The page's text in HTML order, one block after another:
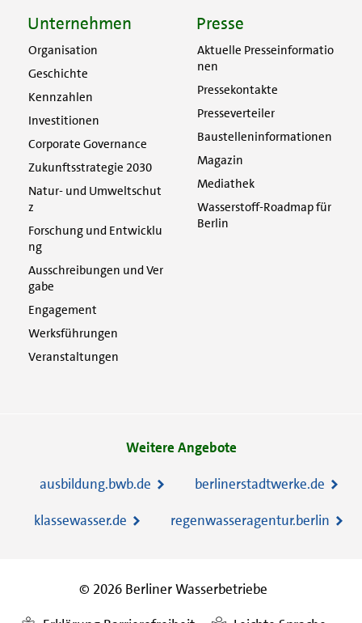
Unternehmen
Organisation
Geschichte
Kennzahlen
Investitionen
Corporate Governance
Zukunftsstrategie 2030
Natur- und Umweltschut
z
Forschung und Entwicklu
ng
Ausschreibungen und Ver
gabe
Engagement
Werksführungen
Veranstaltungen
Presse
Aktuelle Presseinformatio
nen
Pressekontakte
Presseverteiler
Baustelleninformationen
Magazin
Mediathek
Wasserstoff-Roadmap für
Berlin
Weitere Angebote
ausbildung.bwb.de berlinerstadtwerke.de
klassewasser.de regenwasseragentur.berlin
© 2026 Berliner Wasserbetriebe